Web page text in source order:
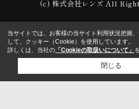
(c) 株式会社レンズ All
当サイトでは、お客様の当サイト利用状況把握
して、クッキー（Cookie）を使用しています。
詳しくは、当社の 「Cookieの取扱いについて」
閉じる